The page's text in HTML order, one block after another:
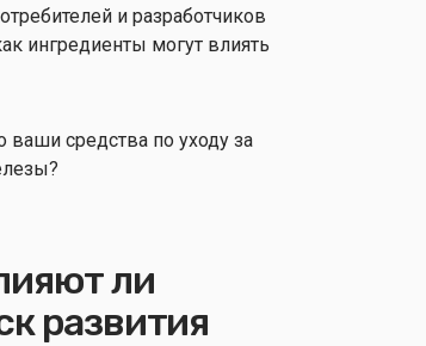
и разработчиков
ингредиенты могут влиять
средства по уходу за
ли
развития